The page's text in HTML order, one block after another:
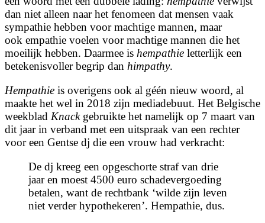
dan niet alleen naar het fenomeen dat mensen vaak
sympathie hebben voor machtige mannen, maar
ook empathie voelen voor machtige mannen die het
moeilijk hebben. Daarmee is hempathie letterlijk een
betekenisvoller begrip dan himpathy.
Hempathie is overigens ook al géén nieuw woord, al
maakte het wel in 2018 zijn mediadebuut. Het Belgische
weekblad Knackgebruikte het namelijk op 7 maart van
dit jaar in verband met een uitspraak van een rechter
voor een Gentse dj die een vrouw had verkracht:
De dj kreeg een opgeschorte straf van drie
jaar en moest 4500 euro schadevergoeding
betalen, want de rechtbank ‘wilde zijn leven
niet verder hypothekeren’. Hempathie, dus.